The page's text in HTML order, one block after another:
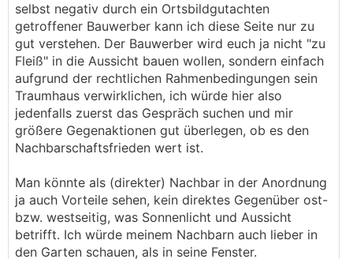
selbst negativ durch ein Ortsbildgutachten
getroffener Bauwerber kann ich diese Seite nur zu
gut verstehen. Der Bauwerber wird euch ja nicht "zu
Fleiß" in die Aussicht bauen wollen, sondern einfach
aufgrund der rechtlichen Rahmenbedingungen sein
Traumhaus verwirklichen, ich würde hier also
jedenfalls zuerst das Gespräch suchen und mir
größere Gegenaktionen gut überlegen, ob es den
Nachbarschaftsfrieden wert ist.
Man könnte als (direkter) Nachbar in der Anordnung
ja auch Vorteile sehen, kein direktes Gegenüber ost-
bzw. westseitig, was Sonnenlicht und Aussicht
betrifft. Ich würde meinem Nachbarn auch lieber in
den Garten schauen, als in seine Fenster.